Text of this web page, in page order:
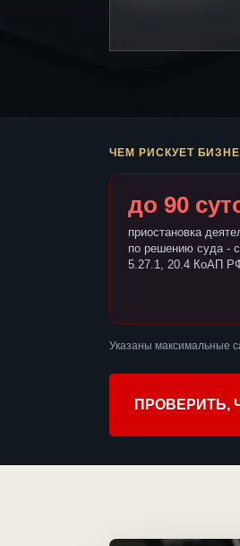
ЧЕМ РИСКУЕТ
до 90
приостановка
по решению суда -
5.27.1, 20.4 КоАП
Указаны максимальные
ПРОВЕРИТЬ,